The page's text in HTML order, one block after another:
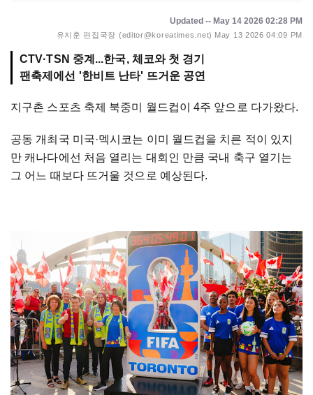
Updated -- May 14 2026 02:28 PM
유지훈 편집국장 (editor@koreatimes.net) May 13 2026 04:09 PM
CTV·TSN 중계...한국, 체코와 첫 경기
지구촌 스포츠 축제 북중미 월드컵이 4주 앞으로 다가왔다.
공동 개최국 미국·멕시코는 이미 월드컵을 치른 적이 있지
만 캐나다에선 처음 열리는 대회인 만큼 국내 축구 열기는
그 어느 때보다 뜨거울 것으로 예상된다.